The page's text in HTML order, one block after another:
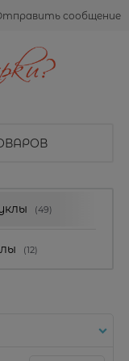
сообщение
(49)
(12)